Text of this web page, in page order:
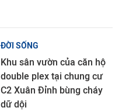
ĐỜI SỐNG
Khu sân vườn của căn hộ
double plex tại chung cư
C2 Xuân Đỉnh bùng cháy
dữ dội